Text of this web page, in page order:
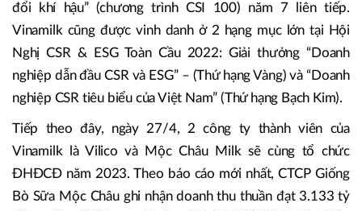
đổi khí hậu” (chương trình CSI 100) năm 7 liên tiếp.
Vinamilk cũng được vinh danh ở 2 hạng mục lớn tại Hội
Nghị CSR & ESG Toàn Cầu 2022: Giải thưởng “Doanh
nghiệp dẫn đầu CSR và ESG” – (Thứ hạng Vàng) và “Doanh
nghiệp CSR tiêu biểu của Việt Nam” (Thứ hạng Bạch Kim).
Tiếp theo đây, ngày 27/4, 2 công ty thành viên của
Vinamilk là Vilico và Mộc Châu Milk sẽ cùng tổ chức
ĐHĐCĐ năm 2023. Theo báo cáo mới nhất, CTCP Giống
Bò Sữa Mộc Châu ghi nhận doanh thu thuần đạt 3.133 tỷ